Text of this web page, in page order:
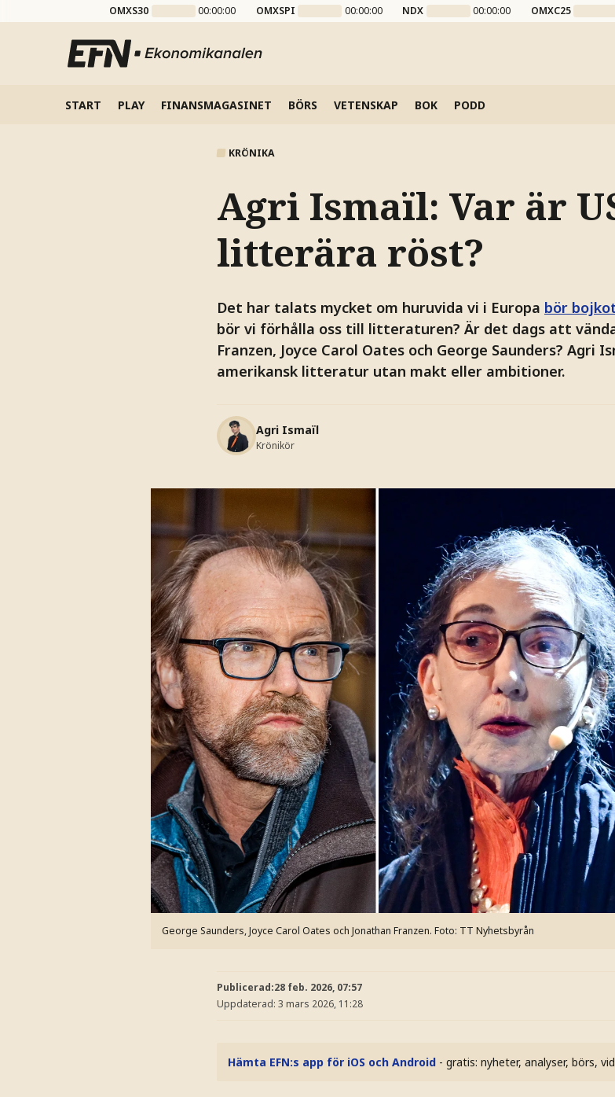
OMXS30 00:00:00 OMXSPI 00:00:00 NDX 00:00:00 OMXC25
START PLAY FINANSMAGASINET BÖRS VETENSKAP BOK PODD
KRÖNIKA
Agri Ismaïl: Var är
litterära röst?
Det har talats mycket om huruvida vi i Europa bör
bör vi förhålla oss till litteraturen? Är det dags att
Franzen, Joyce Carol Oates och George Saunders? Agri
amerikansk litteratur utan makt eller ambitioner.
Agri Ismaïl
Krönikör
George Saunders, Joyce Carol Oates och Jonathan Franzen. Foto: TT Nyhetsbyrån
Publicerad:28 feb. 2026, 07:57
Uppdaterad: 3 mars 2026, 11:28
Hämta EFN:s app för iOS och Android - gratis: nyheter, analyser, börs,